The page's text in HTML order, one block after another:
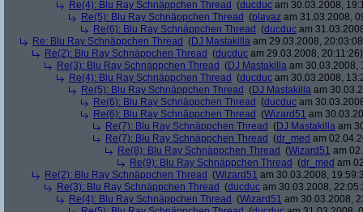
Re(4): Blu Ray Schnäppchen Thread (ducduc am 30.03.2008,
Re(5): Blu Ray Schnäppchen Thread (playaz am 31.03.2008,
Re(6): Blu Ray Schnäppchen Thread (ducduc am
Re: Blu Ray Schnäppchen Thread (DJ Mastakilla am 29.03.2008,
Re(2): Blu Ray Schnäppchen Thread (ducduc am 29.03.2008, 20:11:26)
Re(3): Blu Ray Schnäppchen Thread (DJ Mastakilla am 30.03.2008,
Re(4): Blu Ray Schnäppchen Thread (ducduc am 30.03.2008,
Re(5): Blu Ray Schnäppchen Thread (DJ Mastakilla am
Re(6): Blu Ray Schnäppchen Thread (ducduc am
Re(6): Blu Ray Schnäppchen Thread (Wizard51 am
Re(7): Blu Ray Schnäppchen Thread (DJ Mastakilla am
Re(7): Blu Ray Schnäppchen Thread (dr_med am
Re(8): Blu Ray Schnäppchen Thread (Wizard51 am
Re(9): Blu Ray Schnäppchen Thread (dr_med am
Re(2): Blu Ray Schnäppchen Thread (Wizard51 am 30.03.2008,
Re(3): Blu Ray Schnäppchen Thread (ducduc am 30.03.2008,
Re(4): Blu Ray Schnäppchen Thread (Wizard51 am 30.03.2008,